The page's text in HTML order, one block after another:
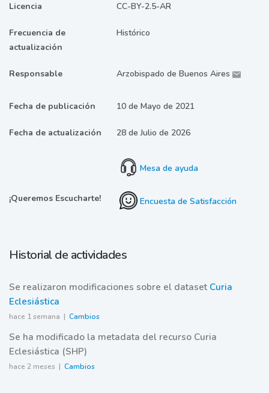
Licencia CC-BY-2.5-AR
Frecuencia de
actualización
Histórico
Responsable Arzobispado de Buenos Aires
Fecha de publicación 10 de Mayo de 2021
Fecha de actualización 28 de Julio de 2026
Mesa de ayuda
¡Queremos Escucharte! Encuesta de Satisfacción
Historial de actividades
Se realizaron modificaciones sobre el dataset Curia
Eclesiástica
hace 1 semana | Cambios
Se ha modificado la metadata del recurso Curia
Eclesiástica (SHP)
hace 2 meses | Cambios